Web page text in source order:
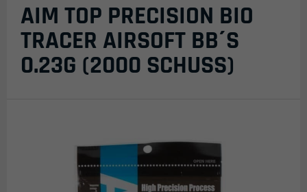
AIM TOP PRECISION BIO
TRACER AIRSOFT BB´S
0.23G (2000 SCHUSS)